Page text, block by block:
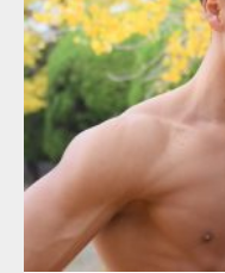
Category:公園のマッチョ
ダウンロード
【